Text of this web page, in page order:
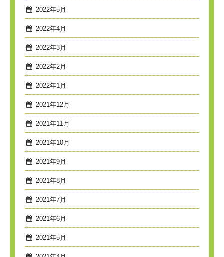
2022年5月
2022年4月
2022年3月
2022年2月
2022年1月
2021年12月
2021年11月
2021年10月
2021年9月
2021年8月
2021年7月
2021年6月
2021年5月